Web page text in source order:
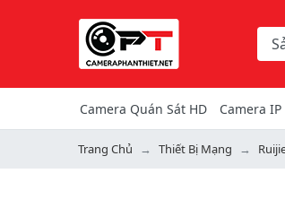
Từ
Camera Quán Sát HD Camera IP
Trang Chủ Thiết Bị Mạng